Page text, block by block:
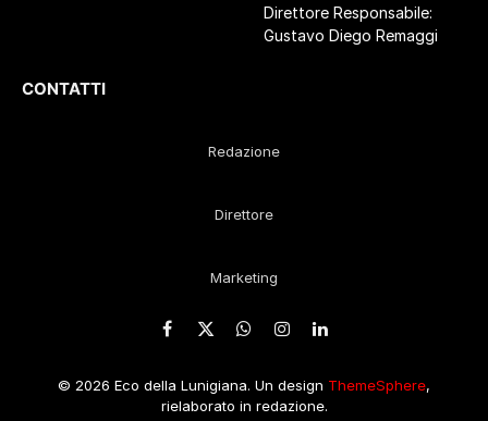
Direttore Responsabile:
Gustavo Diego Remaggi
CONTATTI
Redazione
Direttore
Marketing
Facebook
X
WhatsApp
Instagram
LinkedIn
© 2026 Eco della Lunigiana. Un design ThemeSphere,
rielaborato in redazione.